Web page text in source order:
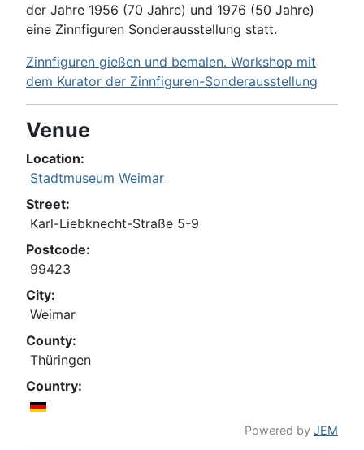
der Jahre 1956 (70 Jahre) und 1976 (50 Jahre)
eine Zinnfiguren Sonderausstellung statt.
Zinnfiguren gießen und bemalen. Workshop mit
dem Kurator der Zinnfiguren-Sonderausstellung
Venue
Location:
Stadtmuseum Weimar
Street:
Karl-Liebknecht-Straße 5-9
Postcode:
99423
City:
Weimar
County:
Thüringen
Country:
Powered by JEM